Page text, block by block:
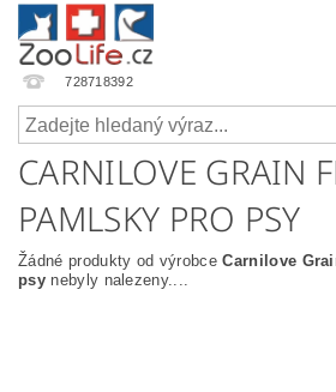
728718392
CARNILOVE GRAIN
PAMLSKY PRO PSY
Žádné produkty od výrobceCarnilove
psynebyly nalezeny....